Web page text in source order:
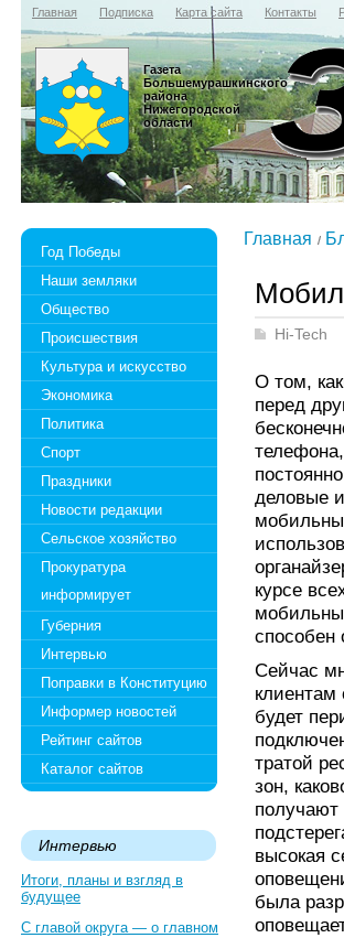
Главная Подписка Карта сайта Контакты
Газета
Большемурашкинского
района
Нижегородской
области
Год Победы
Наши земляки
Общество
Происшествия
Культура и искусство
Экономика
Политика
Спорт
Праздники
Новости редакции
Сельское хозяйство
Прокуратура
информирует
Губерния
Интервью
Поправки в Конституцию
Информер новостей
Рейтинг сайтов
Каталог сайтов
Интервью
Итоги, планы и взгляд в
будущее
С главой округа — о главном
Главная
Hi-Tech
О том,
перед
деловые
курсе
способен
Сейчас
клиентам
будет
тратой
зон,
получают
высокая
была